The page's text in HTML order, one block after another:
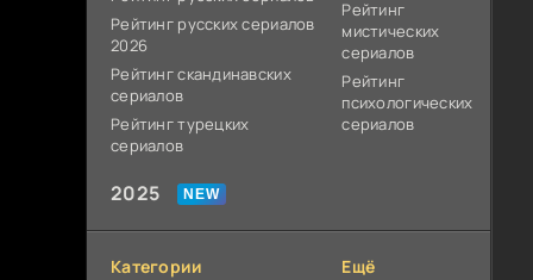
Рейтинг русских сериалов
2026
Рейтинг скандинавских
сериалов
Рейтинг турецких
сериалов
Рейтинг
мистических
сериалов
Рейтинг
психологических
сериалов
2025
Категории Ещё